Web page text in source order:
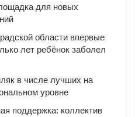
для новых
области впервые
лет ребёнок заболел
в числе лучших на
уровне
поддержка: коллектив